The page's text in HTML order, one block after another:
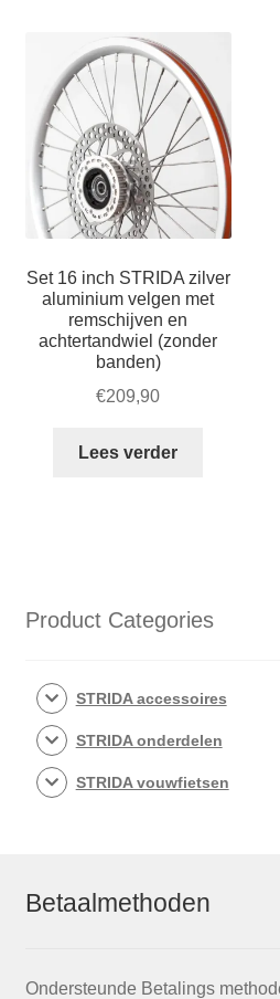
Set 16 inch STRIDA zilver
aluminium velgen met
remschijven en
achtertandwiel (zonder
banden)
€209,90
Lees verder
Product Categories
STRIDA accessoires
STRIDA onderdelen
STRIDA vouwfietsen
Betaalmethoden
Ondersteunde Betalings